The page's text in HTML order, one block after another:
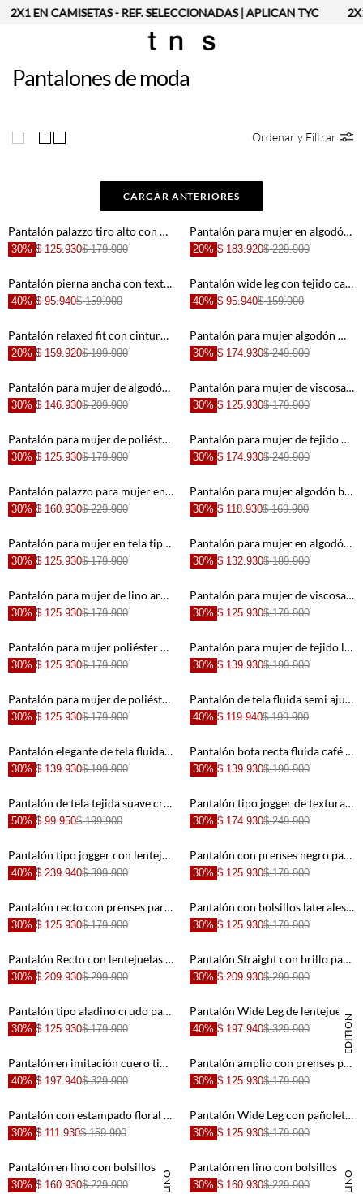
EN CAMISETAS - REF. SELECCIONADAS | APLICAN TYC 2X1
Pantalones de moda
Ordenar y Filtrar
CARGAR ANTERIORES
+
Pantalón palazzo tiro alto con pliegues frontales en poliéster beige para mujer
30% $ 125.930$ 179.900
+
Pantalón para mujer en algodón café palazzo con pliegues profundos
20% $ 183.920$ 229.900
+
Pantalón pierna ancha con textura calada en poliéster blanco para mujer
40% $ 95.940$ 159.900
+
Pantalón wide leg con tejido calado en color crema para mujer
40% $ 95.940$ 159.900
+
Pantalón relaxed fit con cintura deshilachada de algodón beige para mujer
20% $ 159.920$ 199.900
+
Pantalón para mujer algodón marrón fit relajado con costuras utilitarias
30% $ 174.930$ 249.900
+
Pantalón para mujer de algodón arena fit relaxed con costuras curvas
30% $ 146.930$ 209.900
+
Pantalón para mujer de viscosa marfil fit relajado con textura crinkle
30% $ 125.930$ 179.900
+
Pantalón para mujer de poliéster beige wide leg con textura arrugada
30% $ 125.930$ 179.900
+
Pantalón para mujer de tejido fluido marrón palazzo con cintura cruzada
30% $ 174.930$ 249.900
+
Pantalón palazzo para mujer en tela fluida arena ancho con pliegues frontales
30% $ 160.930$ 229.900
+
Pantalón para mujer algodón beige fit relajado con cintura elástica
30% $ 118.930$ 169.900
+
Pantalón para mujer en tela tipo lino beige fit amplio con cruce asimétrico
30% $ 125.930$ 179.900
+
Pantalón para mujer en algodón azul cielo fit relajado con bota recta sin puños
30% $ 132.930$ 189.900
+
Pantalón para mujer de lino arena palazzo con pliegues frontales
30% $ 125.930$ 179.900
+
Pantalón para mujer de viscosa beige recto con rayas finas
30% $ 125.930$ 179.900
+
Pantalón para mujer poliéster blanco jogger bordado floral
30% $ 125.930$ 179.900
+
Pantalón para mujer de tejido ligero beige fit wide leg con bordado floral
30% $ 139.930$ 199.900
+
Pantalón para mujer de poliéster beige Wide leg con lazo frontal efecto pareo
30% $ 125.930$ 179.900
+
Pantalón de tela fluida semi ajustada negro para mujer
40% $ 119.940$ 199.900
+
Pantalón elegante de tela fluida negro para mujer
30% $ 139.930$ 199.900
+
Pantalón bota recta fluida café para mujer
30% $ 139.930$ 199.900
+
Pantalón de tela tejida suave crudo para mujer
50% $ 99.950$ 199.900
+
Pantalón tipo jogger de textura suave café para mujer
30% $ 174.930$ 249.900
+
Pantalón tipo jogger con lentejuelas brillantes negro para mujer
40% $ 239.940$ 399.900
+
Pantalón con prenses negro para mujer
30% $ 125.930$ 179.900
+
Pantalón recto con prenses para mujer
30% $ 125.930$ 179.900
+
Pantalón con bolsillos laterales negro para mujer
30% $ 125.930$ 179.900
+
Pantalón Recto con lentejuelas para mujer
30% $ 209.930$ 299.900
+
Pantalón Straight con brillo para mujer
30% $ 209.930$ 299.900
Pantalón tipo aladino crudo para mujer
30% $ 125.930$ 179.900 SPECIAL EDITION
40% $ 197.940$ 329.900
Pantalón en imitación cuero tipo vaquero café para mujer
40% $ 197.940$ 329.900
Pantalón amplio con prenses para mujer
30% $ 125.930$ 179.900
Pantalón con estampado floral para mujer
30% $ 111.930$ 159.900
Pantalón Wide Leg con pañoleta para mujer
30% $ 125.930$ 179.900
30% $ 160.930$ 229.900 30% $ 160.930$ 229.900